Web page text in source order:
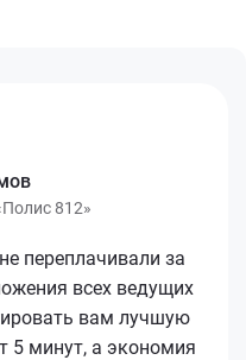
812»
переплачивали за
всех ведущих
вам лучшую
5 минут, а экономия